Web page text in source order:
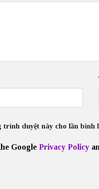
duyệt này cho lần bình
Google Privacy Policy